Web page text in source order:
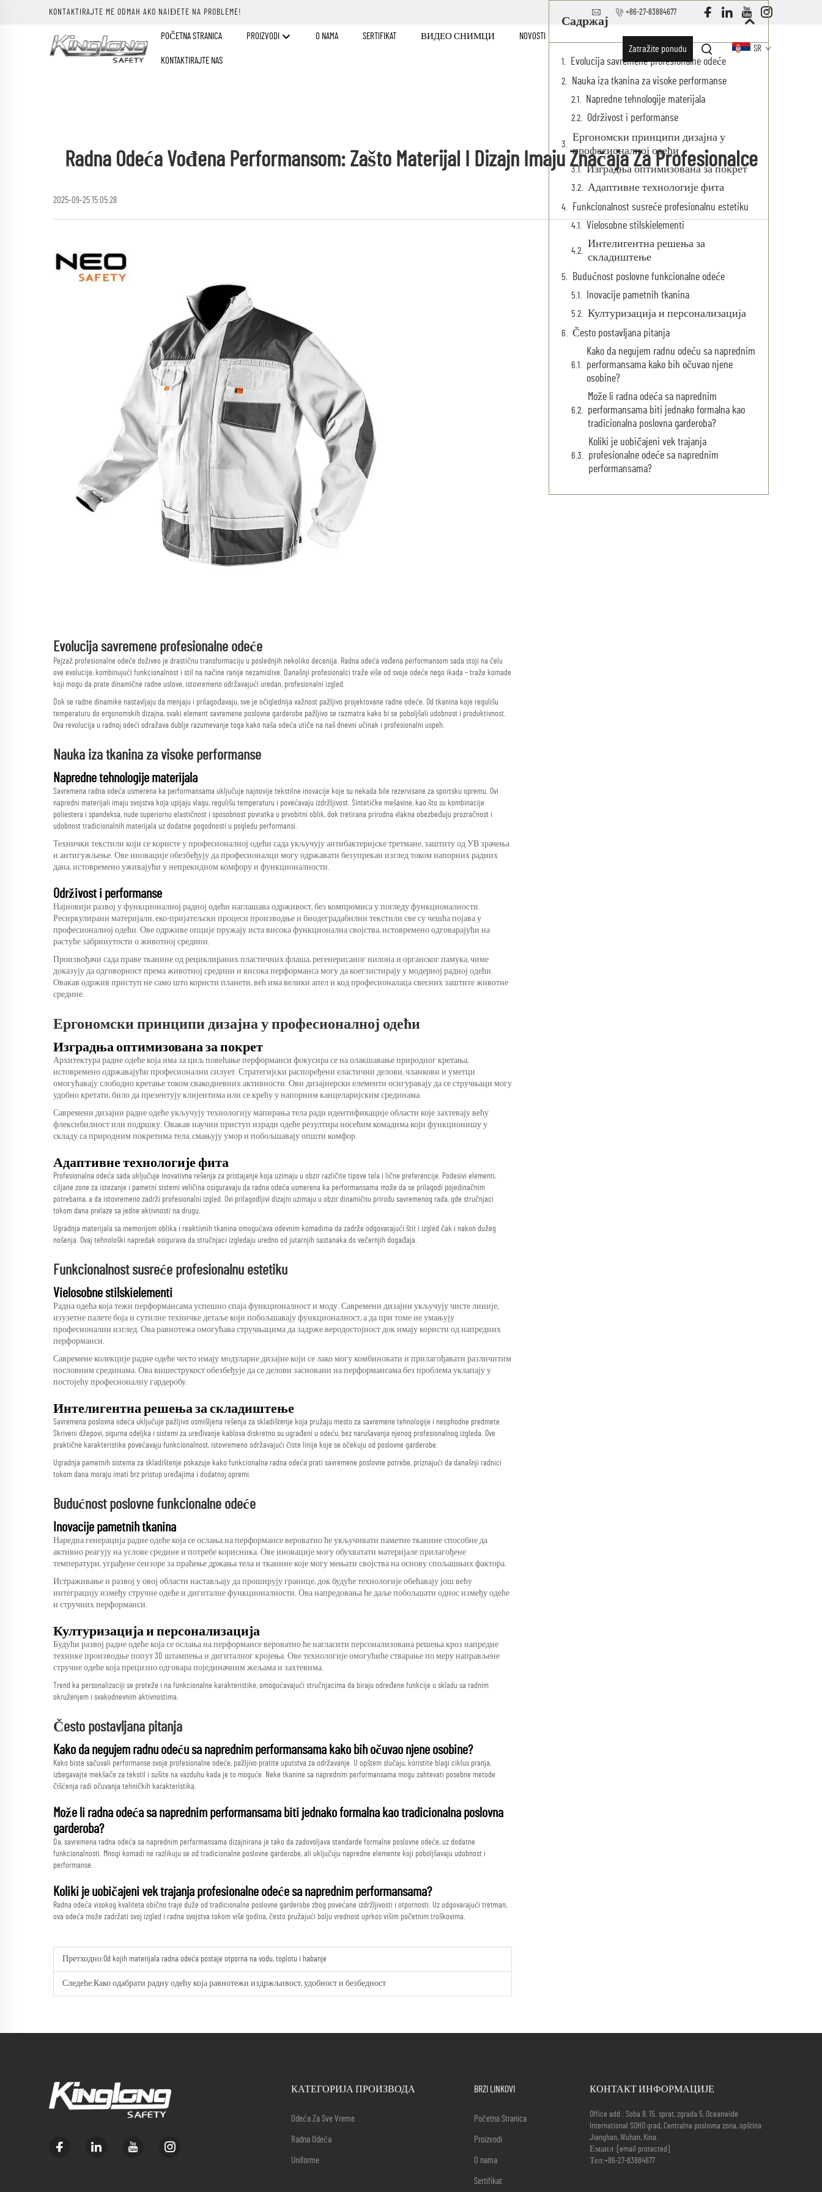
KONTAKTIRAJTE ME ODMAH AKO NAIĐETE NA PROBLEME! +86-27-83884677
POČETNA STRANICA PROIZVODI O NAMA SERTIFIKAT ВИДЕО СНИМЦИ NOVOSTI
KONTAKTIRAJTE NAS
Zatražite ponudu SR
Radna Odeća Vođena Performansom: Zašto Materijal I Dizajn Imaju Značaja Za Profesionalce
2025-09-25 15:05:28
Evolucija savremene profesionalne odeće
Pejzaž profesionalne odeće doživeo je drastičnu transformaciju u poslednjih nekoliko decenija. Radna odeća vođena performansom sada stoji na čelu
ove evolucije, kombinujući funkcionalnost i stil na načine ranije nezamislive. Današnji profesionalci traže više od svoje odeće nego ikada – traže komade
koji mogu da prate dinamične radne uslove, istovremeno održavajući uredan, profesionalni izgled.
Dok se radne dinamike nastavljaju da menjaju i prilagođavaju, sve je očiglednija važnost pažljivo projektovane radne odeće. Od tkanina koje regulišu
temperaturu do ergonomskih dizajna, svaki element savremene poslovne garderobe pažljivo se razmatra kako bi se poboljšali udobnost i produktivnost.
Ova revolucija u radnoj odeći odražava dublje razumevanje toga kako naša odeća utiče na naš dnevni učinak i profesionalni uspeh.
Nauka iza tkanina za visoke performanse
Napredne tehnologije materijala
Savremena radna odeća usmerena ka performansama uključuje najnovije tekstilne inovacije koje su nekada bile rezervisane za sportsku opremu. Ovi
napredni materijali imaju svojstva koja upijaju vlagu, regulišu temperaturu i povećavaju izdržljivost. Sintetičke mešavine, kao što su kombinacije
poliestera i spandeksa, nude superiornu elastičnost i sposobnost povratka u prvobitni oblik, dok tretirana prirodna vlakna obezbeđuju prozračnost i
udobnost tradicionalnih materijala uz dodatne pogodnosti u pogledu performansi.
Технички текстили који се користе у професионалној одећи сада укључују антибактеријске третмане, заштиту од УВ зрачења
и антигужљење. Ове иновације обезбеђују да професионалци могу одржавати безупрекан изглед током напорних радних
дана, истовремено уживајући у непрекидном комфору и функционалности.
Održivost i performanse
Најновији развој у функционалној радној одећи наглашава одрживост, без компромиса у погледу функционалности.
Ресиркулирани материјали, еко-пријатељски процеси производње и биодеградабилни текстили све су чешћа појава у
професионалној одећи. Ове одрживе опције пружају иста висока функционална својства, истовремено одговарајући на
растуће забринутости о животној средини.
Произвођачи сада праве тканине од рециклираних пластичних флаша, регенерисаног нилона и органског памука, чиме
доказују да одговорност према животној средини и висока перформанса могу да коегзистирају у модерној радној одећи.
Овакав одржив приступ не само што користи планети, већ има велики апел и код професионалаца свесних заштите животне
средине.
Ергономски принципи дизајна у професионалној одећи
Изградња оптимизована за покрет
Архитектура радне одеће која има за циљ повећање перформанси фокусира се на олакшавање природног кретања,
истовремено одржавајући професионални силует. Стратегијски распоређени еластични делови, чланкови и уметци
омогућавају слободно кретање током свакодневних активности. Ови дизајнерски елементи осигуравају да се стручњаци могу
удобно кретати, било да презентују клијентима или се крећу у напорним канцеларијским срединама.
Савремени дизајни радне одеће укључују технологију мапирања тела ради идентификације области које захтевају већу
флексибилност или подршку. Овакав научни приступ изради одеће резултира носећим комадима који функционишу у
складу са природним покретима тела, смањују умор и побољшавају општи комфор.
Адаптивне технологије фита
Profesionalna odeća sada uključuje inovativna rešenja za pristajanje koja uzimaju u obzir različite tipove tela i lične preferencije. Podesivi elementi,
ciljane zone za istezanje i pametni sistemi veličina osiguravaju da radna odeća usmerena ka performansama može da se prilagodi pojedinačnim
potrebama, a da istovremeno zadrži profesionalni izgled. Ovi prilagodljivi dizajni uzimaju u obzir dinamičnu prirodu savremenog rada, gde stručnjaci
tokom dana prelaze sa jedne aktivnosti na drugu.
Ugradnja materijala sa memorijom oblika i reaktivnih tkanina omogućava odevnim komadima da zadrže odgovarajući štit i izgled čak i nakon dužeg
nošenja. Ovaj tehnološki napredak osigurava da stručnjaci izgledaju uredno od jutarnjih sastanaka do večernjih događaja.
Funkcionalnost susreće profesionalnu estetiku
Vielosobne stilskielementi
Радна одећа која тежи перформансама успешно спаја функционалност и моду. Савремени дизајни укључују чисте линије,
изузетне палете боја и сутилне техничке детаље који побољшавају функционалност, а да при томе не умањују
професионални изглед. Ова равнотежа омогућава стручњацима да задрже веродостојност док имају користи од напредних
перформанси.
Савремене колекције радне одеће често имају модуларне дизајне који се лако могу комбиновати и прилагођавати различитим
пословним срединама. Ова вишеструкост обезбеђује да се делови засновани на перформансама без проблема уклапају у
постојећу професионалну гардеробу.
Интелигентна решења за складиштење
Savremena poslovna odeća uključuje pažljivo osmišljena rešenja za skladištenje koja pružaju mesto za savremene tehnologije i neophodne predmete.
Skriveni džepovi, sigurna odeljka i sistemi za uređivanje kablova diskretno su ugrađeni u odeću, bez narušavanja njenog profesionalnog izgleda. Ove
praktične karakteristike povećavaju funkcionalnost, istovremeno održavajući čiste linije koje se očekuju od poslovne garderobe.
Ugradnja pametnih sistema za skladištenje pokazuje kako funkcionalna radna odeća prati savremene poslovne potrebe, priznajući da današnji radnici
tokom dana moraju imati brz pristup uređajima i dodatnoj opremi.
Budućnost poslovne funkcionalne odeće
Inovacije pametnih tkanina
Наредна генерација радне одеће која се ослања на перформансе вероватно ће укључивати паметне тканине способне да
активно реагују на услове средине и потребе корисника. Ове иновације могу обухватати материјале прилагођене
температури, уграђене сензоре за праћење држања тела и тканине које могу мењати својства на основу спољашњих фактора.
Истраживање и развој у овој области настављају да проширују границе, док будуће технологије обећавају још већу
интеграцију између стручне одеће и дигиталне функционалности. Ова напредовања ће даље побољшати однос између одеће
и стручних перформанси.
Културизација и персонализација
Будући развој радне одеће која се ослања на перформансе вероватно ће нагласити персонализована решења кроз напредне
технике производње попут 3D штампења и дигиталног кројења. Ове технологије омогућиће стварање по меру направљене
стручне одеће која прецизно одговара појединачним жељама и захтевима.
Trend ka personalizaciji se proteže i na funkcionalne karakteristike, omogućavajući stručnjacima da biraju određene funkcije u skladu sa radnim
okruženjem i svakodnevnim aktivnostima.
Često postavljana pitanja
Kako da negujem radnu odeću sa naprednim performansama kako bih očuvao njene osobine?
Kako biste sačuvali performanse svoje profesionalne odeće, pažljivo pratite uputstva za održavanje. U opštem slučaju, koristite blagi ciklus pranja,
izbegavajte mekšače za tekstil i sušite na vazduhu kada je to moguće. Neke tkanine sa naprednim performansama mogu zahtevati posebne metode
čišćenja radi očuvanja tehničkih karakteristika.
Može li radna odeća sa naprednim performansama biti jednako formalna kao tradicionalna poslovna
garderoba?
Da, savremena radna odeća sa naprednim performansama dizajnirana je tako da zadovoljava standarde formalne poslovne odeće, uz dodatne
funkcionalnosti. Mnogi komadi ne razlikuju se od tradicionalne poslovne garderobe, ali uključuju napredne elemente koji poboljšavaju udobnost i
performanse.
Koliki je uobičajeni vek trajanja profesionalne odeće sa naprednim performansama?
Radna odeća visokog kvaliteta obično traje duže od tradicionalne poslovne garderobe zbog povećane izdržljivosti i otpornosti. Uz odgovarajući tretman,
ova odeća može zadržati svoj izgled i radna svojstva tokom više godina, često pružajući bolju vrednost uprkos višim početnim troškovima.
Претходно:Od kojih materijala radna odeća postaje otporna na vodu, toplotu i habanje
Следеће:Како одабрати радну одећу која равнотежи издржљивост, удобност и безбедност
Садржај
Evolucija savremene profesionalne odeće
Nauka iza tkanina za visoke performanse
Napredne tehnologije materijala
Održivost i performanse
Ергономски принципи дизајна у
професионалној одећи
Изградња оптимизована за покрет
Адаптивне технологије фита
Funkcionalnost susreće profesionalnu estetiku
Vielosobne stilskielementi
Интелигентна решења за
складиштење
Budućnost poslovne funkcionalne odeće
Inovacije pametnih tkanina
Културизација и персонализација
Često postavljana pitanja
Kako da negujem radnu odeću sa naprednim
performansama kako bih očuvao njene
osobine?
Može li radna odeća sa naprednim
performansama biti jednako formalna kao
tradicionalna poslovna garderoba?
Koliki je uobičajeni vek trajanja
profesionalne odeće sa naprednim
performansama?
КАТЕГОРИЈА ПРОИЗВОДА
Odeća Za Sve Vreme
Radna Odeća
Uniforme
BRZI LINKOVI
Početna Stranica
Proizvodi
O nama
Sertifikat
КОНТАКТ ИНФОРМАЦИЈЕ
Office add : Soba 8, 15. sprat, zgrada 5, Oceanwide
International SOHO grad, Centralna poslovna zona, opština
Jianghan, Wuhan, Kina.
Емаил : [email protected]
Тел:+86-27-83884677